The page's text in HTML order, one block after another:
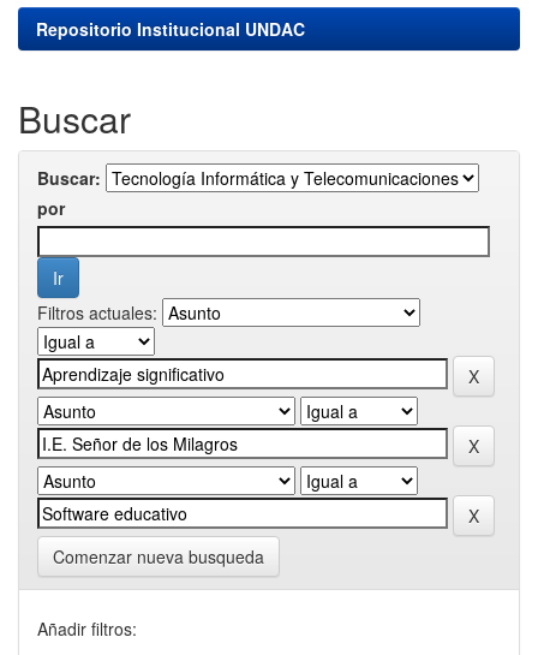
Repositorio Institucional UNDAC
Buscar
Buscar:
por
Filtros actuales:
Comenzar nueva busqueda
Añadir filtros: